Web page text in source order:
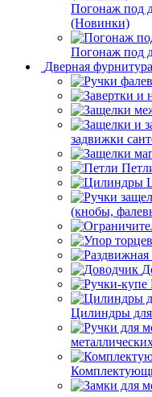
Погонаж под
(Новинки)
Погонаж под
Дверная фурнитура
задвижки
(кнобы,
Цилиндры для